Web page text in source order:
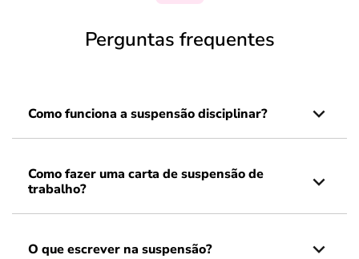
Perguntas frequentes
Como funciona a suspensão disciplinar?
Como fazer uma carta de suspensão de
trabalho?
O que escrever na suspensão?